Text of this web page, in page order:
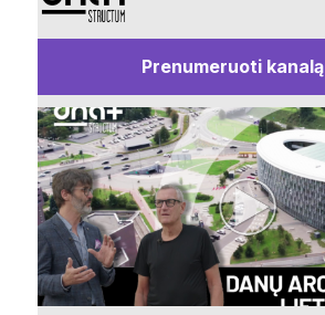
Prenumeruoti kanalą